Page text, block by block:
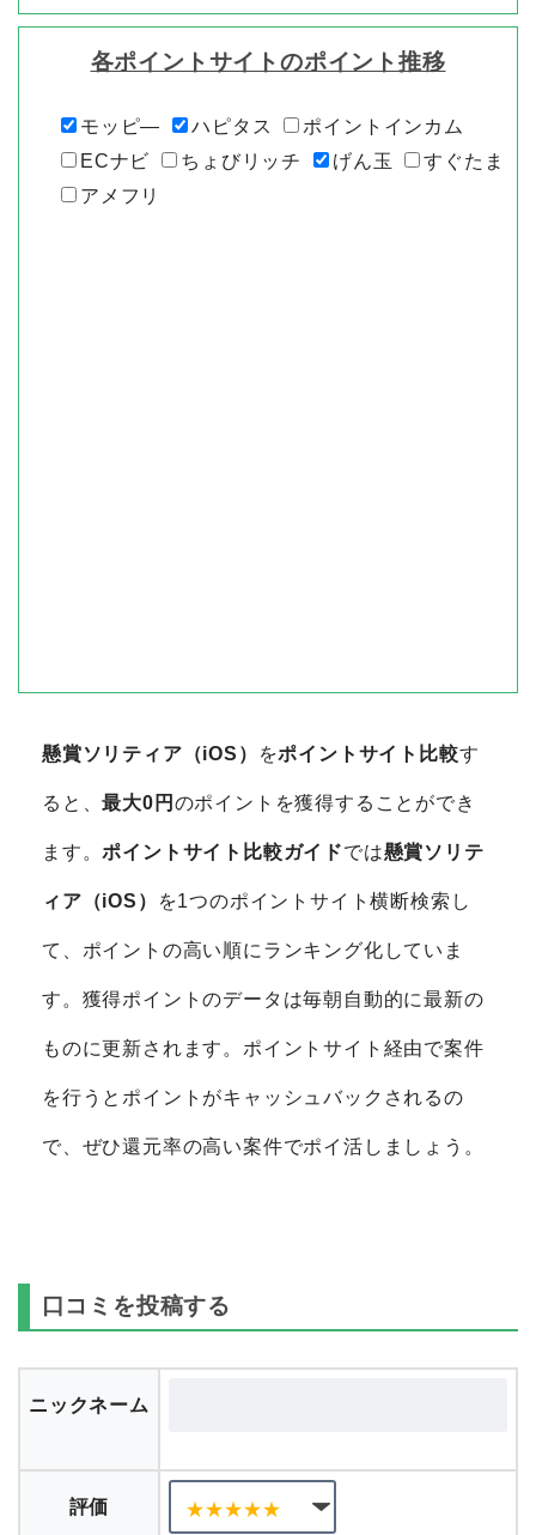
各ポイントサイトのポイント推移
モッピ― ハピタス
ポイントインカム
ECナビ
ちょびリッチ げん玉
すぐたま
アメフリ
懸賞ソリティア（iOS） をポイントサイト比較す
ると、最大0円 のポイントを獲得することができ
ます。ポイントサイト比較ガイドでは懸賞ソリテ
ィア（iOS） を1つのポイントサイト横断検索し
て、ポイントの高い順にランキング化していま
す。獲得ポイントのデータは毎朝自動的に最新の
ものに更新されます。ポイントサイト経由で案件
を行うとポイントがキャッシュバックされるの
で、ぜひ還元率の高い案件でポイ活しましょう。
口コミを投稿する
ニックネーム
評価